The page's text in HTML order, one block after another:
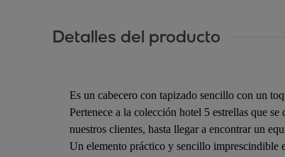
Detalles del producto
Es un cabecero con tapizado sencillo con un
Pertenece a la colección hotel 5 estrellas que
nuestros clientes, hasta llegar a encontrar un
Un elemento práctico y sencillo imprescindible